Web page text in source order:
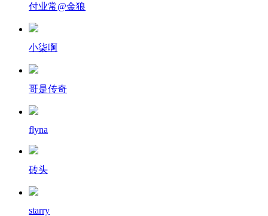
付业常@金狼
小柒啊
哥是传奇
flyna
砖头
starry